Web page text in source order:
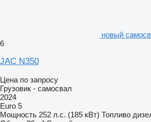
новый
6
JAC N350
Цена по запросу
Грузовик - самосвал
2024
Euro 5
Мощность 252 л.с. (185 кВт) Топливо